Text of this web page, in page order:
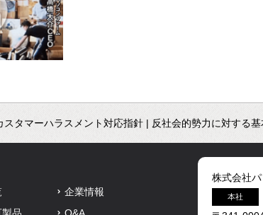
スタマーハラスメント対応指針 | 反社会的勢力に対する
企業情報
株式会社
本社